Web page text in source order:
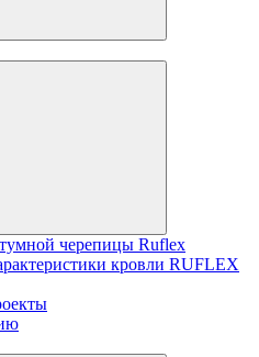
черепицы Ruflex
кровли RUFLEX